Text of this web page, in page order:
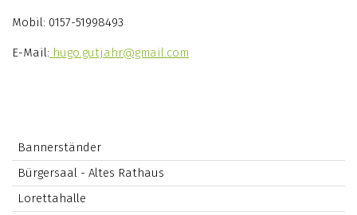
Mobil: 0157-51998493
E-Mail: hugo.gutjahr@gmail.com
Bannerständer
Bürgersaal - Altes Rathaus
Lorettahalle